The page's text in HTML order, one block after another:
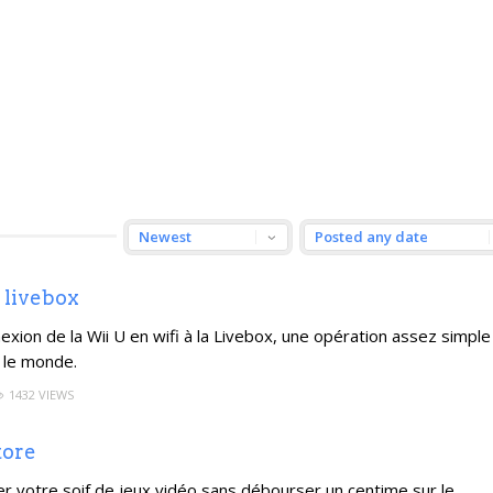
livebox
de la Wii U en wifi à la Livebox, une opération assez simple
monde.
1432 VIEWS